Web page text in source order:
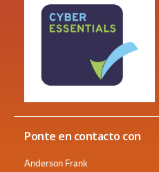
Ponte en contacto con
Anderson Frank